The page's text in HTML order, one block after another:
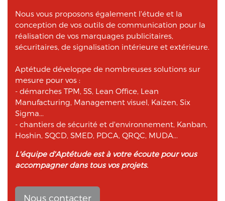
Nous vous proposons également l'étude et la
conception de vos outils de communication pour la
réalisation de vos marquages publicitaires,
sécuritaires, de signalisation intérieure et extérieure.
Aptétude développe de nombreuses solutions sur
mesure pour vos :
- démarches TPM, 5S, Lean Office, Lean
Manufacturing, Management visuel, Kaizen, Six
Sigma...
- chantiers de sécurité et d'environnement, Kanban,
Hoshin, SQCD, SMED, PDCA, QRQC, MUDA...
L'équipe d'Aptétude est à votre écoute pour vous
accompagner dans tous vos projets.
Nous contacter